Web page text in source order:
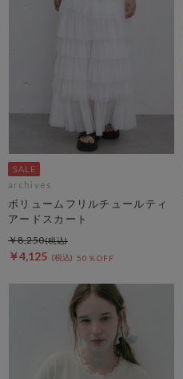
archives
ボリュームフリルチュールティ
アードスカート
￥4,125 50％OFF
￥8,250